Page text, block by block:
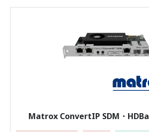
Matrox ConvertIP SDM・